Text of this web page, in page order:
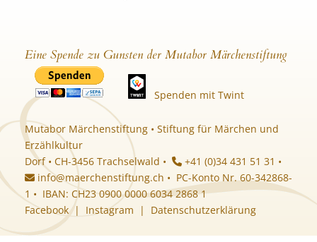
Eine Spende zu Gunsten der Mutabor Märchenstiftung
Spenden mit Twint
Mutabor Märchenstiftung • Stiftung für Märchen und
Erzählkultur
Dorf • CH-3456 Trachselwald •
+41 (0)34 431 51 31 •
info@maerchenstiftung.ch • PC-Konto Nr. 60-342868-
1 • IBAN: CH23 0900 0000 6034 2868 1
Facebook| Instagram | Datenschutzerklärung